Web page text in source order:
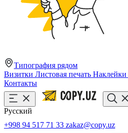
Типография рядом
Визитки Листовая печать Наклейки
Контакты
Русский
+998 94 517 71 33 zakaz@copy.uz